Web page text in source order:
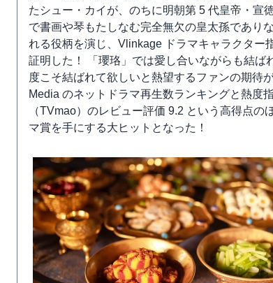
たシュー・カイが、のちに明朝第 5 代皇帝・宣
で書画や琴もたしなむ完全無欠の皇太孫であり
れる役柄を演じ、Vlinkage ドラマキャラクター
証明した！ 「瓔珞」では愛し合いながらも結
度こそ結ばれて欲しいと熱望するファンの期待
Media のネットドラマ再生数ランキングと熱度
（TVmao）のレビュー評価 9.2 という高得点の
マ賞を手にする大ヒットとなった！